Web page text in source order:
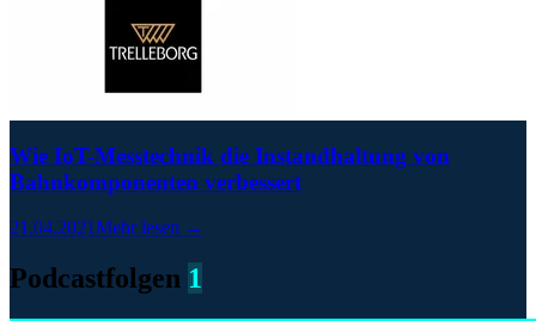
Wie IoT-Messtechnik die Instandhaltung von
Bahnkomponenten verbessert
21.04.2021Mehr lesen →
Podcastfolgen 1